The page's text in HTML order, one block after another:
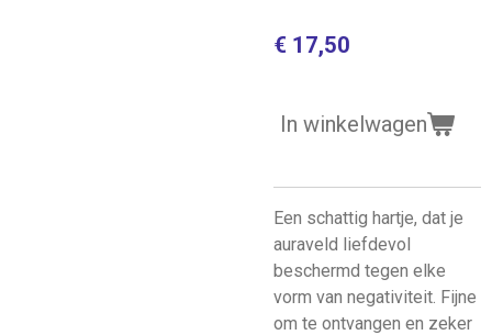
€ 17,50
In winkelwagen
Een schattig hartje, dat je
auraveld liefdevol
beschermd tegen elke
vorm van negativiteit. Fijne
om te ontvangen en zeker